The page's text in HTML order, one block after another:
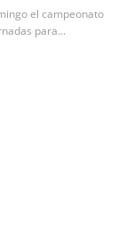
el campeonato
para...